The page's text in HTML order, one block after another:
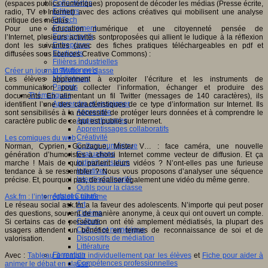
Collectivités
Editeurs
EdTech
Encadrement
Enseignants
Entreprises
Etudiants
Filières industrielles
Institutionnels
Médiateurs
Parents
Thématiques
Apprendre et enseigner
Apprendre
Apprentissages
Apprentissages collaboratifs
Créativité
Culture numérique
Evaluations
Individualisation
Initiatives
Interdisciplinarité
Outils pour la classe
Arts et Culture
Art
Cinéma
Culture
Culture et numérique
Dispositifs de médiation
Littérature
Formation
Compétences professionnelles
(espaces publics numériques) proposent de décoder les médias (Presse écrite,
radio, TV et Internet) avec des actions créatives qui mobilisent une analyse
critique des médias.
Pour une éducation numérique et une citoyenneté pensée de
l’Internet, plusieurs activités sontproposées qui allient le ludique à la réflexion
dont les suivantes (avec des fiches pratiques téléchargeables en pdf et
diffusées sous licences Creative Commons) :
Créer un journal Twitter en classe
Les élèves apprennent à exploiter l’écriture et les instruments de
communication pour collecter l’information, échanger et produire des
documents. En alimentant un fil Twitter (messages de 140 caractères), ils
identifient l’une des caractéristiques de ce type d’information sur Internet. Ils
sont sensibilisés à la nécessité de protéger leurs données et à comprendre le
caractère public de ce qui est publié sur Internet.
Les comiques du web
Norman, Cyprien, Gonzague, Mister V… : face caméra, une nouvelle
génération d’humoristes a choisi Internet comme vecteur de diffusion. Et ça
marche ! Mais de quoi parlent leurs vidéos ? N’ont-elles pas une furieuse
tendance à se ressembler ? Nous vous proposons d’analyser une séquence
précise. Et, pourquoi pas, de réaliser également une vidéo du même genre.
Ask.fm : l’interrogatoire fantôme
Le réseau social ask.fm a la faveur des adolescents. N’importe qui peut poser
des questions, souvent de manière anonyme, à ceux qui ont ouvert un compte.
Si certains cas de persécution ont été amplement médiatisés, la plupart des
usagers attendent un bénéfice en termes de reconnaissance de soi et de
valorisation.
Avec :Tableau à remplir individuellement par les élèveset Fiche pour aider à
animer le débat en classe.